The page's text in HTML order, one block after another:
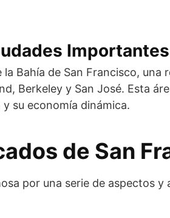
Importantes
Bahía de San Francisco,
Berkeley y San José. Esta
su economía dinámica.
de San
por una serie de aspectos